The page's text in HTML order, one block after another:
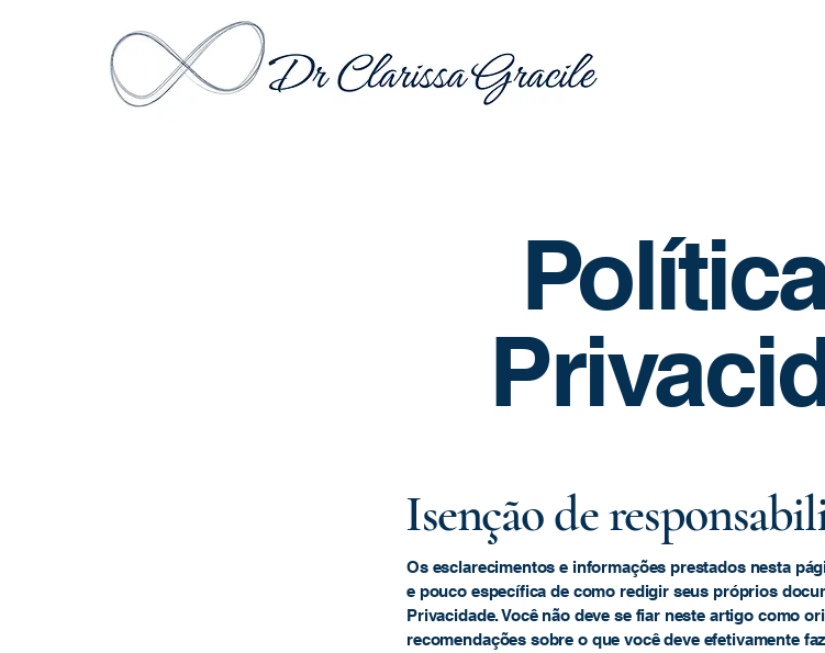
Isenção de
Os esclarecimentos e informações prestados nesta
e pouco específica de como redigir seus próprios
Privacidade. Você não deve se fiar neste artigo como
recomendações sobre o que você deve efetivamente